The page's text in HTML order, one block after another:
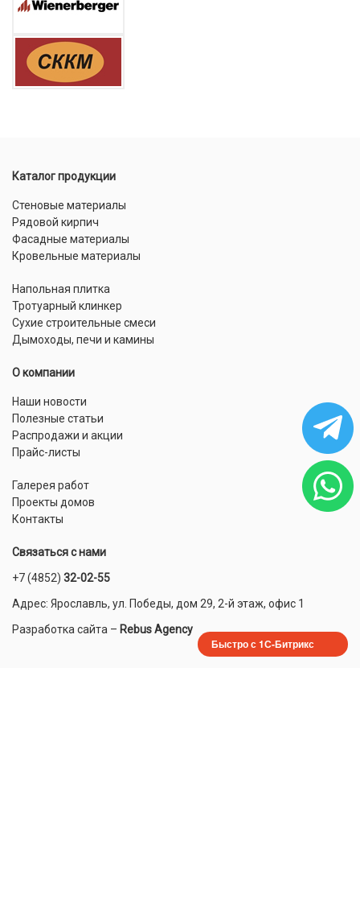
Каталог продукции
Стеновые материалы
Рядовой кирпич
Фасадные материалы
Кровельные материалы
Напольная плитка
Тротуарный клинкер
Сухие строительные смеси
Дымоходы, печи и камины
О компании
Наши новости
Полезные статьи
Распродажи и акции
Прайс-листы
Галерея работ
Проекты домов
Контакты
Связаться с нами
+7 (4852) 32-02-55
Адрес: Ярославль, ул. Победы, дом 29, 2-й этаж, офис 1
Разработка сайта – Rebus Agency
Быстро с 1С-Битрикс